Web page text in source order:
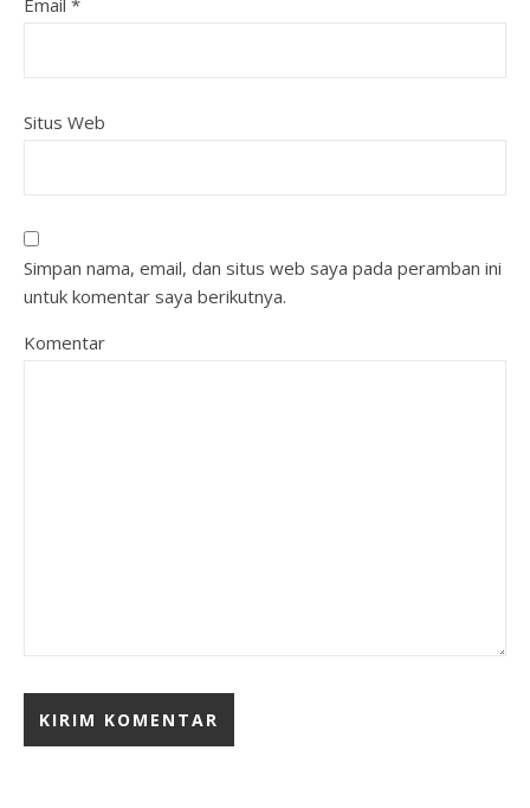
Situs Web
Simpan nama, email, dan situs web saya pada peramban ini
untuk komentar saya berikutnya.
Komentar